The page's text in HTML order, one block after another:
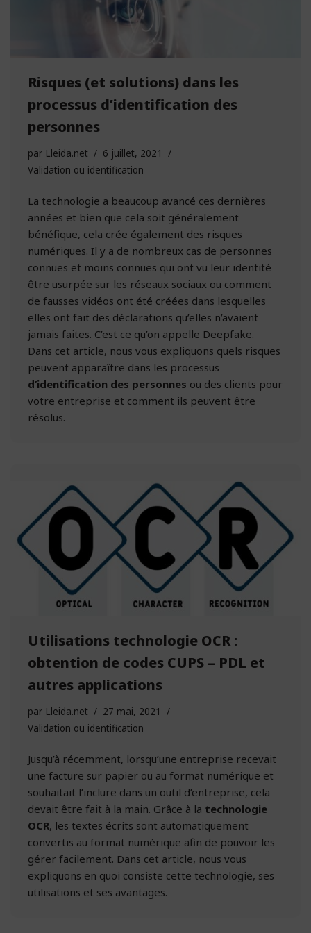
Risques (et solutions) dans les
processus d’identification des
personnes
par Lleida.net
6 juillet, 2021
Validation ou identification
La technologie a beaucoup avancé ces dernières
années et bien que cela soit généralement
bénéfique, cela crée également des risques
numériques. Il y a de nombreux cas de personnes
connues et moins connues qui ont vu leur identité
être usurpée sur les réseaux sociaux ou comment
de fausses vidéos ont été créées dans lesquelles
elles ont fait des déclarations qu’elles n’avaient
jamais faites. C’est ce qu’on appelle Deepfake.
Dans cet article, nous vous expliquons quels risques
peuvent apparaître dans les processus
d’identification des personnes ou des clients pour
votre entreprise et comment ils peuvent être
résolus.
Utilisations technologie OCR :
obtention de codes CUPS – PDL et
autres applications
par Lleida.net
27 mai, 2021
Validation ou identification
Jusqu’à récemment, lorsqu’une entreprise recevait
une facture sur papier ou au format numérique et
souhaitait l’inclure dans un outil d’entreprise, cela
devait être fait à la main. Grâce à la technologie
OCR, les textes écrits sont automatiquement
convertis au format numérique afin de pouvoir les
gérer facilement. Dans cet article, nous vous
expliquons en quoi consiste cette technologie, ses
utilisations et ses avantages.